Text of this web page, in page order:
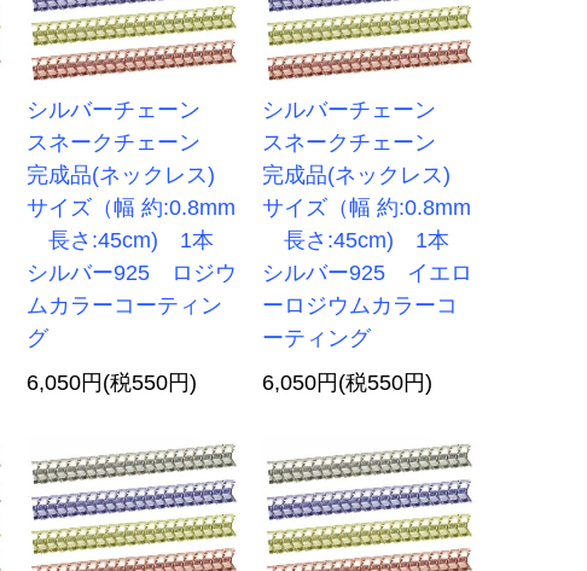
シルバーチェーン
スネークチェーン
完成品(ネックレス)
サイズ（幅 約:0.8mm
長さ:45cm) 1本
シルバー925 ロジウ
ムカラーコーティン
グ
6,050円(税550円)
シルバーチェーン
スネークチェーン
完成品(ネックレス)
サイズ（幅 約:0.8mm
長さ:45cm) 1本
シルバー925 イエロ
ーロジウムカラーコ
ーティング
6,050円(税550円)